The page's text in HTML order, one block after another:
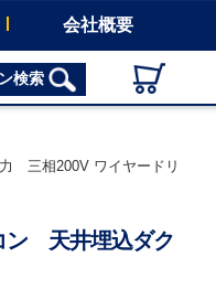
会社概要
検索
三相200V ワイヤードリ
ン 天井埋込ダク